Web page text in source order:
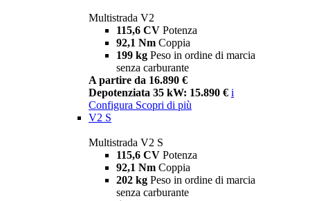
Multistrada V2
115,6 CV Potenza
92,1 Nm Coppia
199 kg Peso in ordine di marcia
senza carburante
A partire da 16.890 €
Depotenziata 35 kW: 15.890 € i
Configura Scopri di più
V2 S
Multistrada V2 S
115,6 CV Potenza
92,1 Nm Coppia
202 kg Peso in ordine di marcia
senza carburante